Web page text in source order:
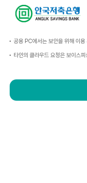
공용 PC에서는 보안을 위해 이
타인의 클라우드 요청은 보이스